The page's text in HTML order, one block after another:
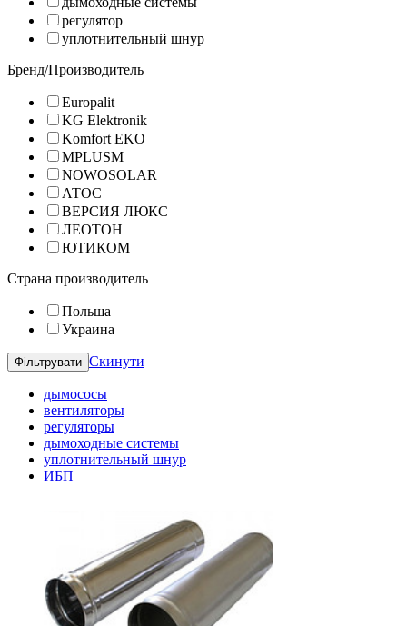
регулятор
уплотнительный шнур
Бренд/Производитель
Europalit
KG Elektronik
Komfort EKO
MPLUSM
NOWOSOLAR
АТОС
ВЕРСИЯ ЛЮКС
ЛЕОТОН
ЮТИКОМ
Страна производитель
Польша
Украина
Скинути
дымососы
вентиляторы
регуляторы
дымоходные системы
уплотнительный шнур
ИБП